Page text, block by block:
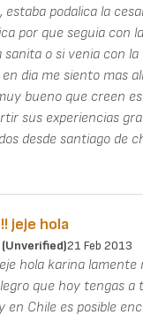
estaba podalica la
por que seguia con
sanita o si venia con
dia me siento mas
bueno que creen
sus experiencias
desde santiago de
jeje hola
21 Feb 2013
hola karina lamente
que hoy tengas a
en Chile es posible